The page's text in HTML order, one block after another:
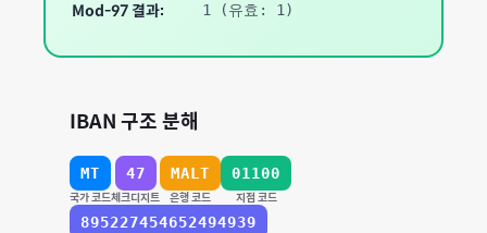
Mod-97 결과: 1 (유효: 1)
IBAN 구조 분해
MT
국가 코드
47
체크디지트
MALT
은행 코드
01100
지점 코드
895227454652494939